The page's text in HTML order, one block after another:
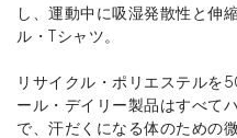
し、運動中に吸湿発散性と伸
ル・Tシャツ。
リサイクル・ポリエステルを
ール・デイリー製品はすべて
で、汗だくになる体のための